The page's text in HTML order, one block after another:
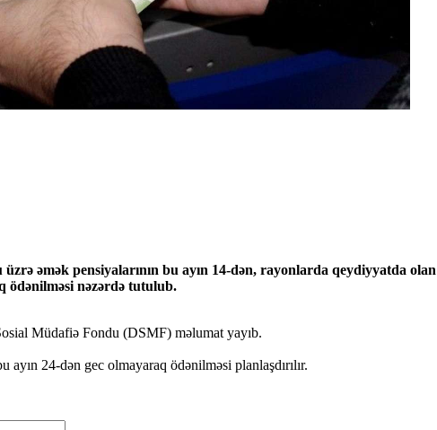
əmək pensiyalarının bu ayın 14-dən, rayonlarda qeydiyyatda
ödənilməsi nəzərdə tutulub.
Müdafiə Fondu (DSMF) məlumat yayıb.
24-dən gec olmayaraq ödənilməsi planlaşdırılır.